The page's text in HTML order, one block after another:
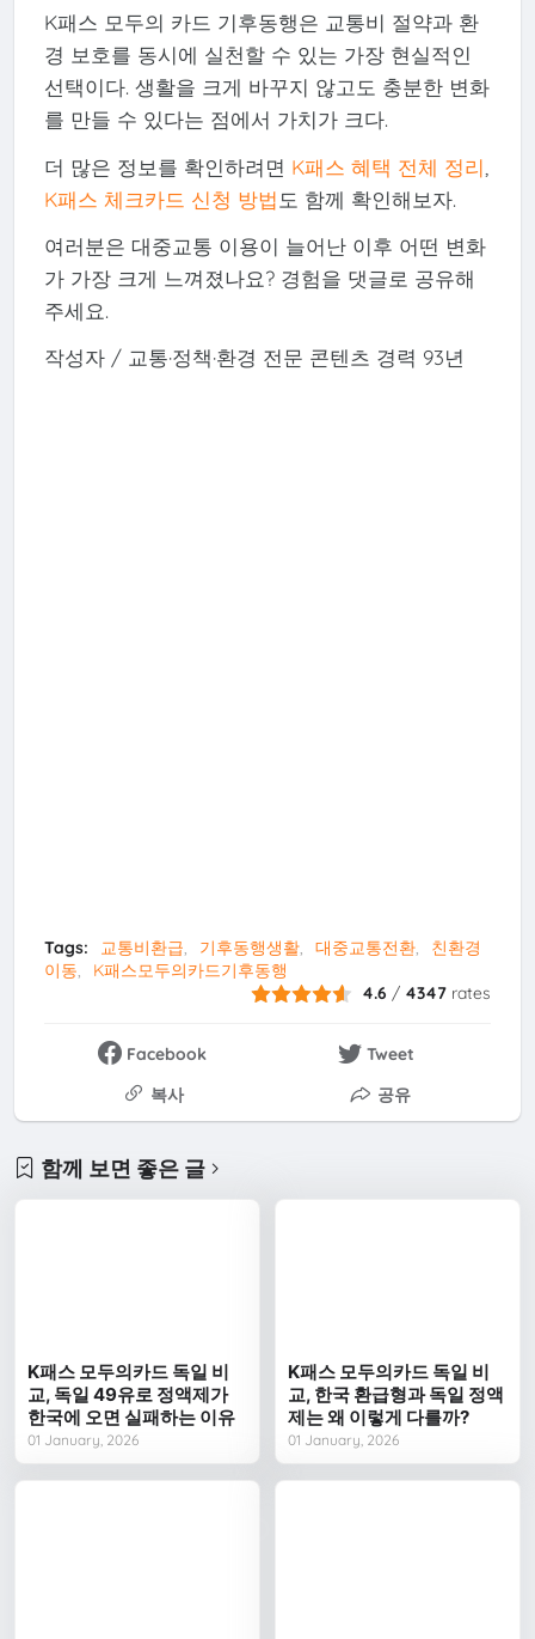
K패스 모두의 카드 기후동행은 교통비 절약과 환
경 보호를 동시에 실천할 수 있는 가장 현실적인
선택이다. 생활을 크게 바꾸지 않고도 충분한 변화
를 만들 수 있다는 점에서 가치가 크다.
더 많은 정보를 확인하려면 K패스 혜택 전체 정리
K패스 체크카드 신청 방법 도 함께 확인해보자.
여러분은 대중교통 이용이 늘어난 이후 어떤 변화
가 가장 크게 느껴졌나요? 경험을 댓글로 공유해
주세요.
작성자 / 교통·정책·환경 전문 콘텐츠 경력 93년
Tags: 교통비환급 기후동행생활 대중교통전환
친환경
이동
K패스모두의카드기후동행
4.6 / 4347 rates
Facebook
Tweet
복사
공유
함께 보면 좋은 글
K패스 모두의카드 독일 비
교, 독일 49유로 정액제가
한국에 오면 실패하는 이유
01 January, 2026
K패스 모두의카드 독일 비
교, 한국 환급형과 독일 정액
제는 왜 이렇게 다를까?
01 January, 2026